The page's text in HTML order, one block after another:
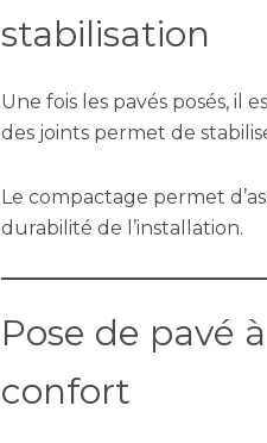
stabilisation
Une fois les pavés posés, il
des joints permet de
Le compactage permet
durabilité de l’installation.
Pose de pavé
confort